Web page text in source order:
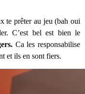
te prêter au jeu (bah oui
C’est bel est bien le
Ca les responsabilise
et ils en sont fiers.